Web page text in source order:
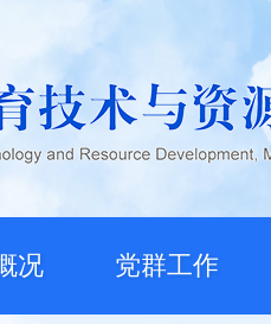
况 党群工作